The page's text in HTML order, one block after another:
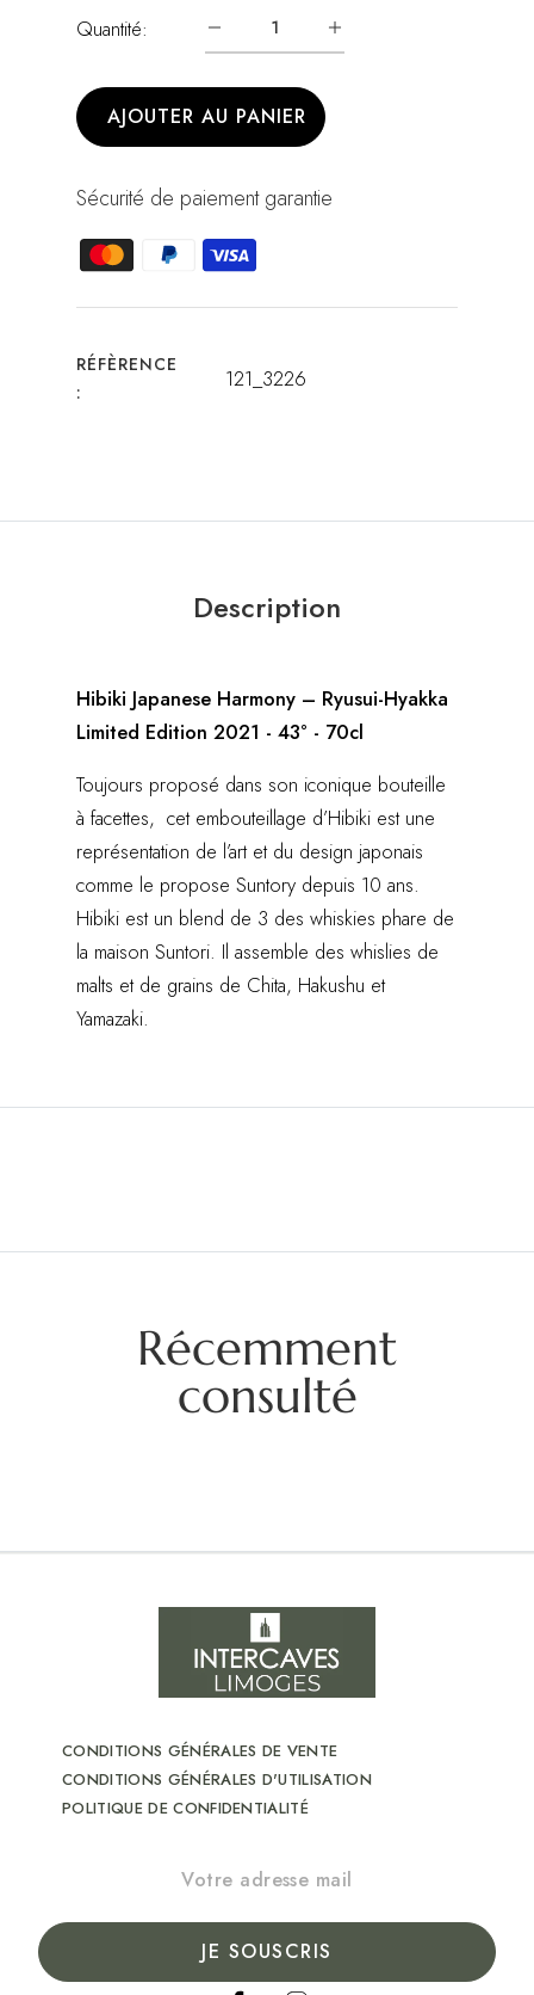
Quantité:
AJOUTER AU PANIER
Sécurité de paiement garantie
RÉFÈRENCE
:
121_3226
Description
Hibiki Japanese Harmony – Ryusui-Hyakka
Limited Edition 2021 - 43° - 70cl
Toujours proposé dans son iconique bouteille
à facettes, cet embouteillage d’Hibiki est une
représentation de l’art et du design japonais
comme le propose Suntory depuis 10 ans.
Hibiki est un blend de 3 des whiskies phare de
la maison Suntori. Il assemble des whislies de
malts et de grains de Chita, Hakushu et
Yamazaki.
Récemment
consulté
CONDITIONS GÉNÉRALES DE VENTE
CONDITIONS GÉNÉRALES D'UTILISATION
POLITIQUE DE CONFIDENTIALITÉ
JE SOUSCRIS